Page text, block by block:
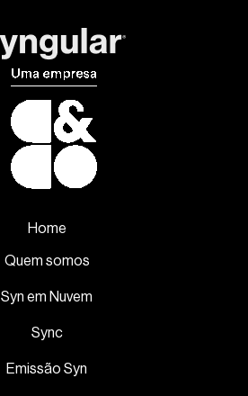
Home
Quem somos
Syn em Nuvem
Sync
Emissão Syn